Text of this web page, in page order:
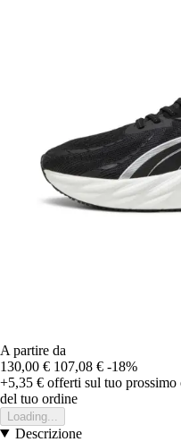
A partire da
130,00 € 107,08 € -18%
+5,35 € offerti sul tuo prossimo
del tuo ordine
Loading...
Descrizione